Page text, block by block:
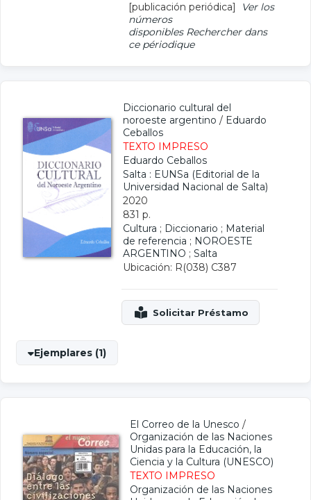
[publicación periódica]
Ver los
números
disponibles Rechercher dans
ce périodique
Diccionario cultural del
noroeste argentino / Eduardo
Ceballos
TEXTO IMPRESO
Eduardo Ceballos
Salta : EUNSa (Editorial de la
Universidad Nacional de Salta)
2020
831 p.
Cultura ; Diccionario ; Material
de referencia ; NOROESTE
ARGENTINO ; Salta
Ubicación: R(038) C387
Ejemplares (1)
El Correo de la Unesco /
Organización de las Naciones
Unidas para la Educación, la
Ciencia y la Cultura (UNESCO)
TEXTO IMPRESO
Organización de las Naciones